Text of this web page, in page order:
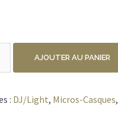
AJOUTER AU PANIER
: DJ/Light, Micros-Casques,